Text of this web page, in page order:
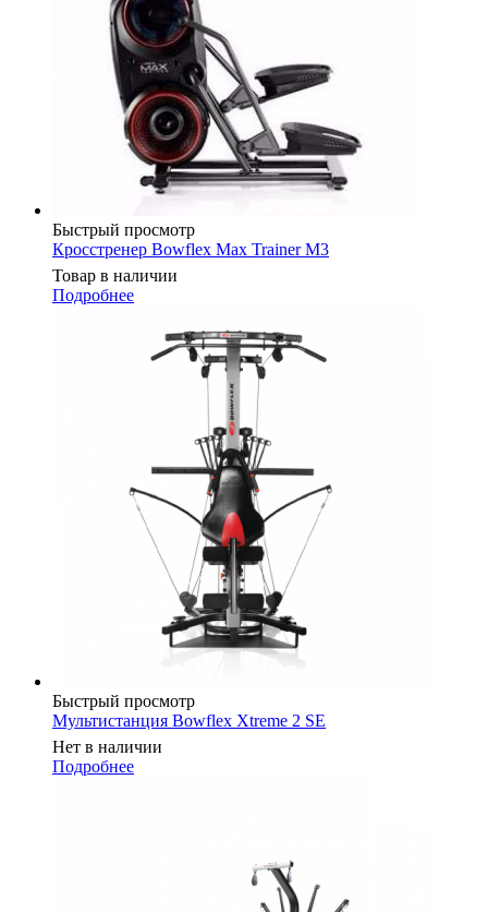
Быстрый просмотр
Кросстренер Bowflex Max Trainer M3
Товар в наличии
Подробнее
Быстрый просмотр
Мультистанция Bowflex Xtreme 2 SE
Нет в наличии
Подробнее